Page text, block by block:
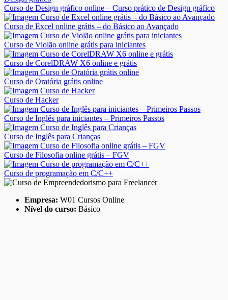
Curso de Design gráfico online – Curso prático de Design gráfico
Curso de Excel online grátis – do Básico ao Avançado
Curso de Violão online grátis para iniciantes
Curso de CorelDRAW X6 online e grátis
Curso de Oratória grátis online
Curso de Hacker
Curso de Inglês para iniciantes – Primeiros Passos
Curso de Inglês para Crianças
Curso de Filosofia online grátis – FGV
Curso de programação em C/C++
Empresa: W01 Cursos Online
Nível do curso: Básico